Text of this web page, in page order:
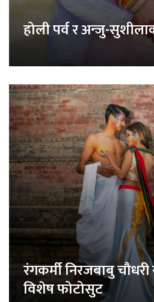
होली पर्व र अन्जु-
रंगकर्मी निरजबाबु
विशेष फोटोसुट